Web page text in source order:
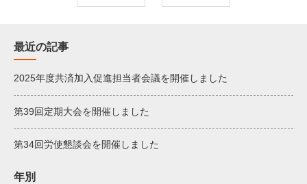
最近の記事
2025年度共済加入促進担当者会議を開催しました
第39回定期大会を開催しました
第34回労使懇談会を開催しました
年別